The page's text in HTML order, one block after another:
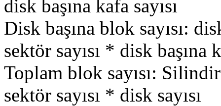
disk başına kafa sayısı
Disk başına blok sayısı:
sektör sayısı * disk başına
Toplam blok sayısı: Silindir
sektör sayısı * disk sayısı